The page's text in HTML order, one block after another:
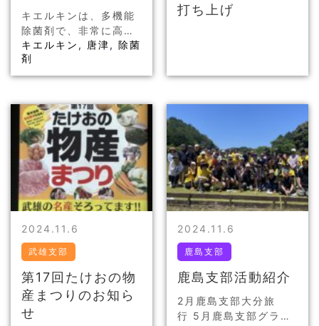
キエルキンは、多機能
除菌剤で、非常に高い
効果が証明されていま
す。この製品はさまざ
まな環境で活用でき、
ろん、医療現場でもそ
の良さが評価されて
い…
キエルキン , 唐津, 除菌
剤
打ち上げ
2024.11.6
武雄支部
第17回たけおの物
産まつりのお知ら
せ
2024.11.6
鹿島支部
鹿島支部活動紹介
2月鹿島支部大分旅
行 5月鹿島支部グラウ